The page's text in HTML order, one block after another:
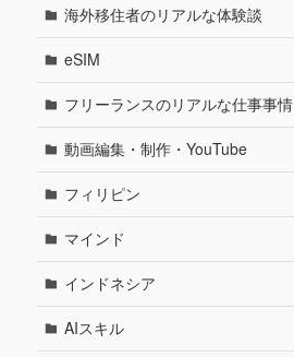
海外移住者のリアルな体験談
eSIM
フリーランスのリアルな仕事事情
動画編集・制作・YouTube
フィリピン
マインド
インドネシア
AIスキル